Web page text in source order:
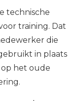
technische
training. Dat
die
in plaats
het oude